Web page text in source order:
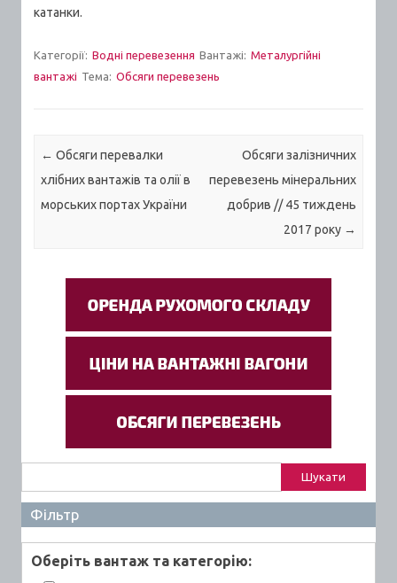
катанки.
Категорії: Водні перевезення Вантажі: Металургійні
вантажі Тема: Обсяги перевезень
Post navigation
← Обсяги перевалки
хлібних вантажів та олії в
морських портах України
Обсяги залізничних
перевезень мінеральних
добрив // 45 тиждень
2017 року →
Фільтр
Оберiть вантаж та категорiю: